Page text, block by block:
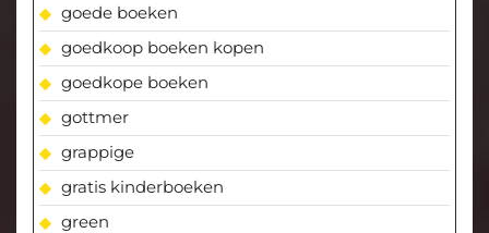
goede boeken
goedkoop boeken kopen
goedkope boeken
gottmer
grappige
gratis kinderboeken
green